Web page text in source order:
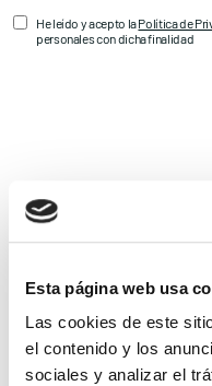
Esta página web usa
Las cookies de este
el contenido y los
sociales y analizar el
He leído y acepto laPolítica de
personales con dicha finalidad
O si lo prefieres...
LLÁMANOS